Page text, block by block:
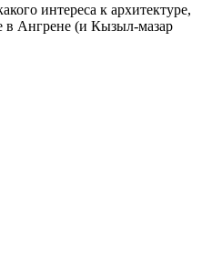
интереса к архитектуре,
в Ангрене (и Кызыл-мазар